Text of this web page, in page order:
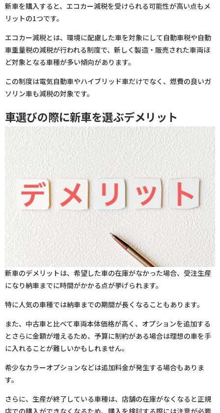
新車を購入すると、エコカー減税を受けられる可能性が高い点もメ
リットの1つです。
エコカー減税とは、環境に配慮した車を対象にして自動車税や自動
車重量税の減税が行われる制度で、新しく製造・販売された車両ほ
ど対象となる車種が多い傾向があります。
この制度は電気自動車やハイブリッド車だけでなく、燃費の良いガ
ソリン車も減税の対象です。
車選びの際に新車を選ぶデメリット
新車のデメリットは、希望した車の在庫がなかった場合、受注生産
になり納車までに時間がかかる点が挙げられます。
特に人気の車種では納車までの期間が長くなることもあります。
また、中古車と比べて車両本体価格が高く、オプションを追加する
とさらに金額が増えるため、予算に制約がある場合は理想の車を手
に入れることが難しいかもしれません。
希少なカラーオプションなどは追加料金が発生する場合もありま
す。
さらに、生産が終了している車種は、店舗の在庫がなくなると正規
店での購入ができなくなるため、購入を検討する際には注意が必要